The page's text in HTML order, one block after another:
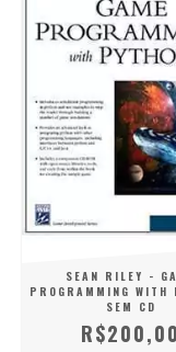
SEAN RILEY -
PROGRAMMING WITH
SEM CD
R$200,00